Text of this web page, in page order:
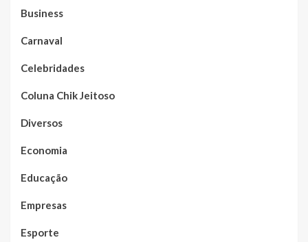
Business
Carnaval
Celebridades
Coluna Chik Jeitoso
Diversos
Economia
Educação
Empresas
Esporte